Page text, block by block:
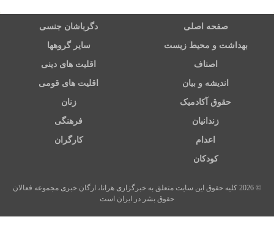
صفحه اصلی دگرباشان جنسی
بهداشت و محیط زیست سایر گروهها
اصناف اقلیت های دینی
اندیشه و بیان اقلیت های قومی
حقوق آکادمیک زنان
زندانیان فرهنگی
اعدام کارگران
کودکان
© 2026 کلیه حقوق این سایت متعلق به خبرگزاری هرانا، ارگان خبری مجموعه فعالان
حقوق بشر در ایران است